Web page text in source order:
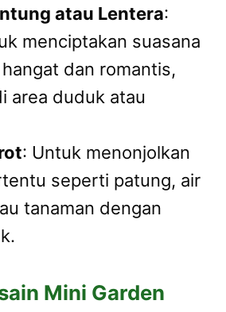
atau Lentera:
menciptakan suasana
dan romantis,
area duduk atau
: Untuk menonjolkan
seperti patung, air
tanaman dengan
Mini Garden